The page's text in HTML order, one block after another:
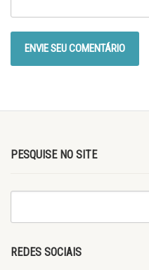
PESQUISE NO SITE
REDES SOCIAIS